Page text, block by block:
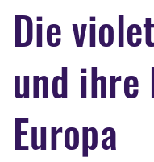
Die
und ihre
Europa